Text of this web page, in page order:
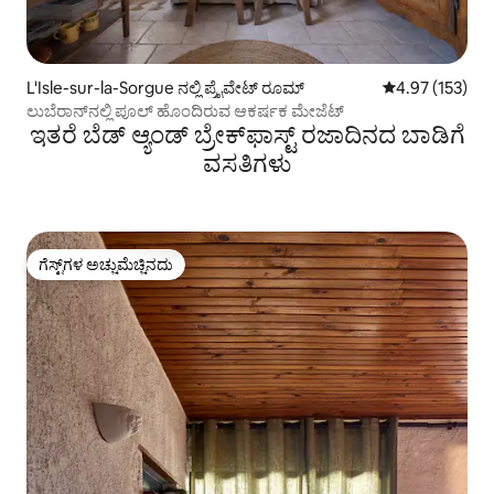
L'Isle-sur-la-Sorgue ನಲ್ಲಿ ಪ್ರೈವೇಟ್ ರೂಮ್ 5 ರಲ್ಲಿ 4.97
4.97 (153)
ಲುಬೆರಾನ್‌ನಲ್ಲಿ ಪೂಲ್ ಹೊಂದಿರುವ ಆಕರ್ಷಕ ಮೇಜೆಟ್
ಇತರೆ ಬೆಡ್ ಆ್ಯಂಡ್ ಬ್ರೇಕ್‌ಫಾಸ್ಟ್‌ ರಜಾದಿನದ ಬಾಡಿಗೆ
ವಸತಿಗಳು
ಗೆಸ್ಟ್‌ಗಳ ಅಚ್ಚುಮೆಚ್ಚಿನದು
ಗೆಸ್ಟ್‌ಗಳ ಅಚ್ಚುಮೆಚ್ಚಿನದು